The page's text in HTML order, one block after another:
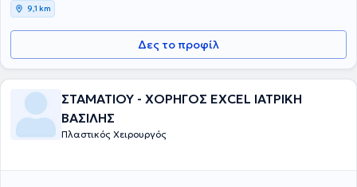
9,1 km
Δες το προφίλ
ΣΤΑΜΑΤΙΟΥ - ΧΟΡΗΓΟΣ EXCEL ΙΑΤΡΙΚΗ
ΒΑΣΙΛΗΣ
Πλαστικός Χειρουργός